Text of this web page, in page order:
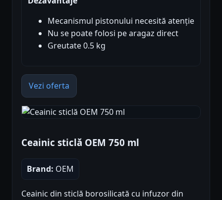
Mecanismul pistonului necesită atenție
Nu se poate folosi pe aragaz direct
Greutate 0.5 kg
Vezi oferta
Ceainic sticlă OEM 750 ml
Brand: OEM
Ceainic din sticlă borosilicată cu infuzor din